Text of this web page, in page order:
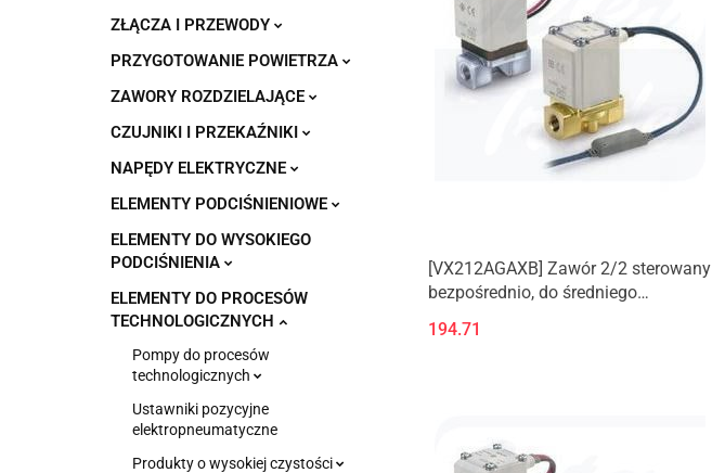
ZŁĄCZA I PRZEWODY
PRZYGOTOWANIE POWIETRZA
ZAWORY ROZDZIELAJĄCE
CZUJNIKI I PRZEKAŹNIKI
NAPĘDY ELEKTRYCZNE
ELEMENTY PODCIŚNIENIOWE
ELEMENTY DO WYSOKIEGO
PODCIŚNIENIA
ELEMENTY DO PROCESÓW
TECHNOLOGICZNYCH
Pompy do procesów
technologicznych
Ustawniki pozycyjne
elektropneumatyczne
Produkty o wysokiej czystości
[VX212AGAXB] Zawór 2/2 sterowany
bezpośrednio, do średniego
(Nowy produkt)
194.71